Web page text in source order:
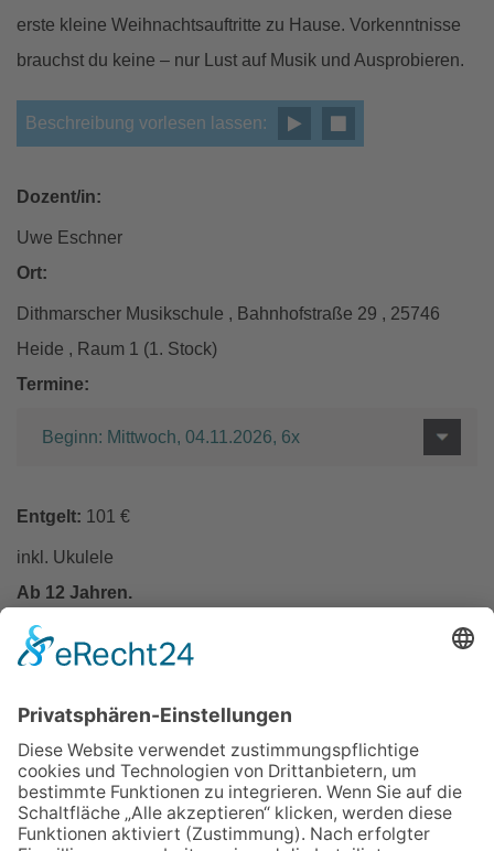
erste kleine Weihnachtsauftritte zu Hause. Vorkenntnisse
brauchst du keine – nur Lust auf Musik und Ausprobieren.
Beschreibung vorlesen lassen:
Dozent/in:
Uwe Eschner
Ort:
Dithmarscher Musikschule , Bahnhofstraße 29 , 25746
Heide , Raum 1 (1. Stock)
Termine:
Beginn: Mittwoch, 04.11.2026, 6x
Entgelt: 101 €
inkl. Ukulele
Ab 12 Jahren.
Zurück